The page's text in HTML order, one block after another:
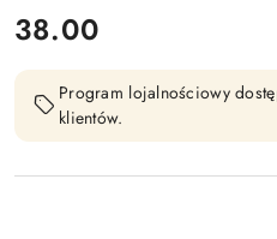
cena:
38.00
Program lojalnościowy
klientów.